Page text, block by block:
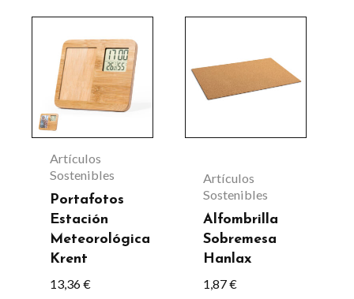
Artículos
Sostenibles
Portafotos
Estación
Meteorológica
Krent
13,36€
Artículos
Sostenibles
Alfombrilla
Sobremesa
Hanlax
1,87€